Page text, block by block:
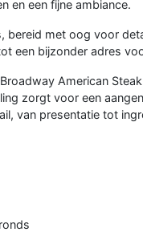
en een fijne ambiance.
bereid met oog voor
een bijzonder adres
American
zorgt voor een
van presentatie tot